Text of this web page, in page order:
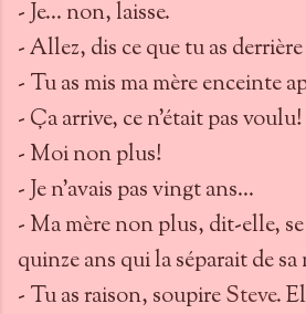
- Je… non, laisse.
- Allez, dis ce que tu as
- Tu as mis ma mère enceinte
- Ça arrive, ce n’était pas voulu!
- Moi non plus!
- Je n’avais pas vingt ans…
- Ma mère non plus, dit-elle,
quinze ans qui la séparait de sa
- Tu as raison, soupireSteve.